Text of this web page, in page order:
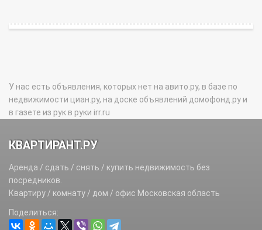
У нас есть объявления, которых нет на авито.ру, в базе по
недвижимости циан.ру, на доске объявлений домофонд.ру и
в газете из рук в руки irr.ru
КВАРТИРАНТ.РУ
Аренда / сдать / снять / купить недвижимость без
посредников.
Квартиру / комнату / дом / офис Московская область
Поделиться: